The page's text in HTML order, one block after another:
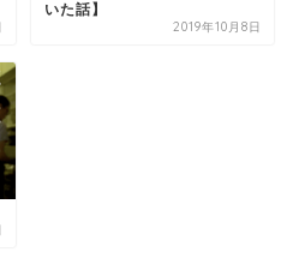
いた話】
2019年10月8日